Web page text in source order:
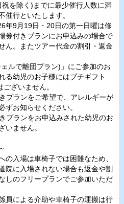
を除く)までに最少催行人数に満
催行といたします。
年9月19日・20日の第一日曜は修
券付きプランにお申込みの場合で
ん。またツアー代金の割引・返金
ルで離団プラン)」にご参加のお
る幼児のお子様にはプチギフト
ざいません。
プランをご希望で、アレルギーが
ずお知らせください。
プランをお申込みされた幼児のお
いません。
入場は車椅子では困難なため、
院に入場されない場合も返金や割
しのフリープランでご参加いただ
員による介助や車椅子の運搬は行